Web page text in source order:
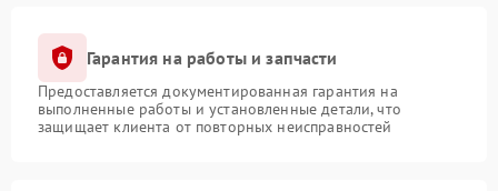
Гарантия на работы и запчасти
Предоставляется документированная гарантия на
выполненные работы и установленные детали, что
защищает клиента от повторных неисправностей